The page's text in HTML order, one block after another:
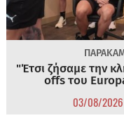
"Έτσι ζήσαμε την
offs του
03/08/2026